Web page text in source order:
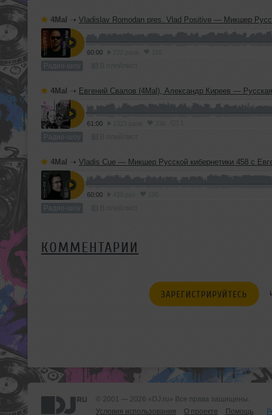
4Mal ➝ Vladislav Romodan pres. Vlad Positive — Микшер Русской кибернетики 459, Part 1, с Евгением Сваловым (4Mal) и Александром
60:00
Радио-шоу
4Mal ➝ Евгений Свалов (4Mal), Александр Киреев — Русская кибернетика 724
61:00
Радио-шоу
4Mal ➝ Vladis Cue — Микшер Русской кибернетики 458 с Евгением Сваловым (4Mal) и Александром Киреевым
60:00
Радио-шоу
КОММЕНТАРИИ
ЗАРЕГИСТРИРУЙТЕСЬ
© 2001 — 2026 «DJ.ru» Все права защищены.
Условия использования
О проекте Помощь